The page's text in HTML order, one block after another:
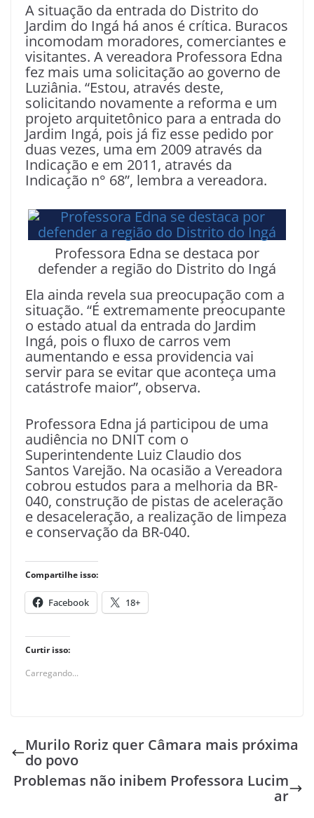
A situação da entrada do Distrito do
Jardim do Ingá há anos é crítica. Buracos
incomodam moradores, comerciantes e
visitantes. A vereadora Professora Edna
fez mais uma solicitação ao governo de
Luziânia. “Estou, através deste,
solicitando novamente a reforma e um
projeto arquitetônico para a entrada do
Jardim Ingá, pois já fiz esse pedido por
duas vezes, uma em 2009 através da
Indicação e em 2011, através da
Indicação n° 68”, lembra a vereadora.
Professora Edna se destaca por
defender a região do Distrito do Ingá
Ela ainda revela sua preocupação com a
situação. “É extremamente preocupante
o estado atual da entrada do Jardim
Ingá, pois o fluxo de carros vem
aumentando e essa providencia vai
servir para se evitar que aconteça uma
catástrofe maior”, observa.
Professora Edna já participou de uma
audiência no DNIT com o
Superintendente Luiz Claudio dos
Santos Varejão. Na ocasião a Vereadora
cobrou estudos para a melhoria da BR-
040, construção de pistas de aceleração
e desaceleração, a realização de limpeza
e conservação da BR-040.
Compartilhe isso:
Facebook 18+
Curtir isso:
Carregando...
Murilo Roriz quer Câmara mais próxima
do povo
Problemas não inibem Professora Lucim
ar